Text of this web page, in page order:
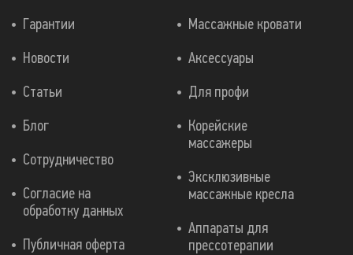
Массажные кровати
Аксессуары
Для профи
Корейские
массажеры
Эксклюзивные
массажные кресла
Аппараты для
прессотерапии
Гарантии
Новости
Статьи
Блог
Сотрудничество
Согласие на
обработку данных
Публичная оферта